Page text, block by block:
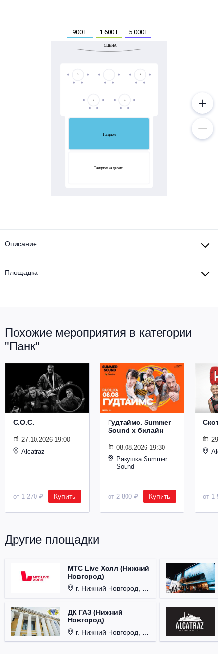
Описание
Площадка
Похожие мероприятия в категории
"Панк"
С.О.С.
27.10.2026 19:00
Alcatraz
от 1 270 ₽ Купить
Гудтаймс. Summer
Sound х билайн
08.08.2026 19:30
Ракушка Summer
Sound
от 2 800 ₽ Купить от 1
Другие площадки
МТС Live Холл (Нижний
Новгород)
г. Нижний Новгород, Площадь Октябрьская, д. 1.
ДК ГАЗ (Нижний
Новгород)
г. Нижний Новгород, ул. Смирнова, д. 12.